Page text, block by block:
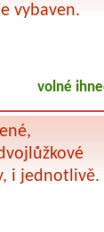
vybaven.
volné
i jednotlivě.